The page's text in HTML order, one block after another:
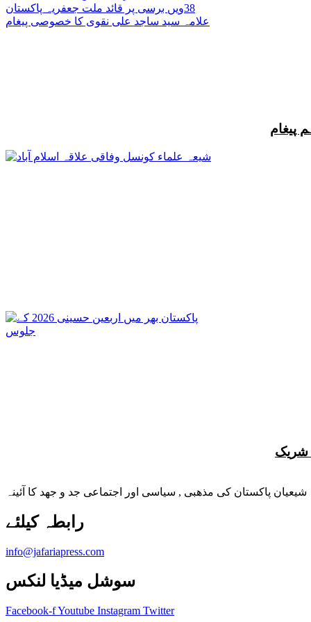
شیعیان پاکستان کی مذهبی , سیاسی اور اجتماعی جد و جهد کا آئینہ
info@jafariapress.com​
سوشل میڈیا لنکس
Facebook-fYoutube Instagram Twitter